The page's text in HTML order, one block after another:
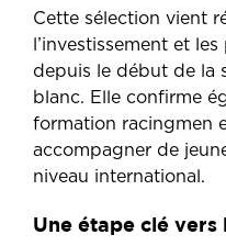
Cette sélection vient
l’investissement et
depuis le début de la
blanc. Elle confirme
formation racingmen
accompagner de
niveau international.
Une étape clé vers